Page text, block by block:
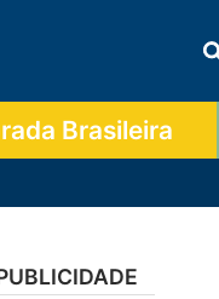
Brasileira